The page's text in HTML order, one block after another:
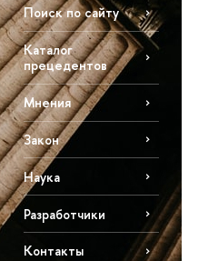
Поиск по сайту
Каталог
прецедентов
Мнения
Закон
Наука
Разработчики
Контакты